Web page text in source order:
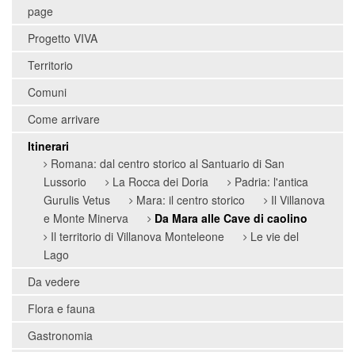
page
Progetto VIVA
Territorio
Comuni
Come arrivare
Itinerari
Romana: dal centro storico al Santuario di San
Lussorio
La Rocca dei Doria
Padria: l'antica
Gurulis Vetus
Mara: il centro storico
Il Villanova
e Monte Minerva
Da Mara alle Cave di caolino
Il territorio di Villanova Monteleone
Le vie del
Lago
Da vedere
Flora e fauna
Gastronomia